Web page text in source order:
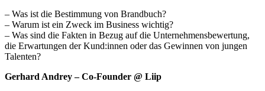
– Was ist die Bestimmung von Brandbuch?
– Warum ist ein Zweck im Business wichtig?
– Was sind die Fakten in Bezug auf die Unternehmensbewertung,
die Erwartungen der Kund:innen oder das Gewinnen von jungen
Talenten?
Gerhard Andrey – Co-Founder @ Liip